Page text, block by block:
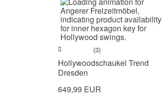
(3)
Hollywoodschaukel Trend
Dresden
649,99 EUR